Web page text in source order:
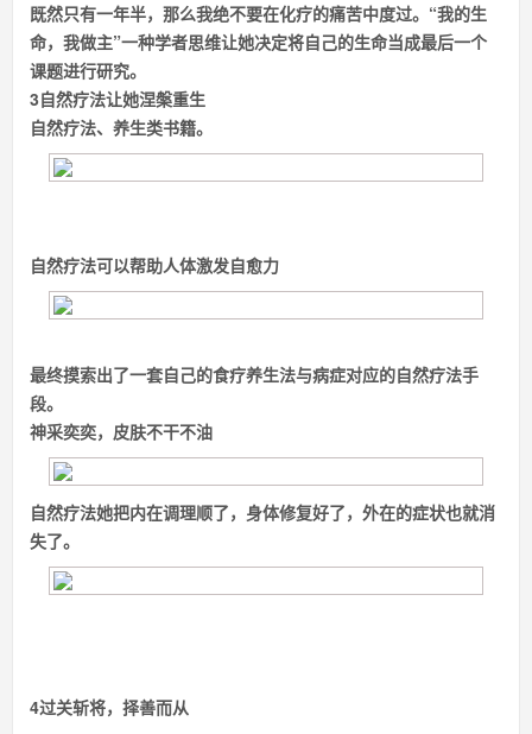
既然只有一年半，那么我绝不要在化疗的痛苦中度过。 “我的生
命，我做主”一种学者思维让她决定将自己的生命当成最后一个
课题进行研究。
3自然疗法让她涅槃重生
自然疗法、养生类书籍。
自然疗法可以帮助人体激发自愈力
最终摸索出了一套自己的食疗养生法与病症对应的自然疗法手
段。
神采奕奕，皮肤不干不油
自然疗法她把内在调理顺了，身体修复好了，外在的症状也就消
失了。
4过关斩将， 择善而从